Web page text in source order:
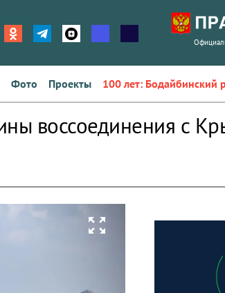
Фото Проекты 100 лет: Бодайбинский
воссоединения с
zoom_out_map